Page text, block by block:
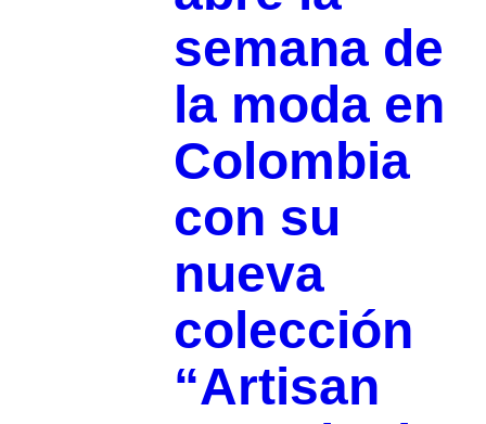
semana de
la moda en
Colombia
con su
nueva
colección
“Artisan